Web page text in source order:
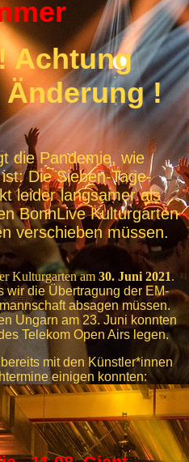
Achtung
Änderung !
die Pandemie, wie
Die Sieben-Tage-
leider langsamer als
BonnLive Kulturgarten
verschieben müssen.
Kulturgarten am 30. Juni 2021.
wir die Übertragung der EM-
absagen müssen.
Ungarn am 23. Juni konnten
Telekom Open Airs legen.
mit den Künstler*innen
einigen konnten: